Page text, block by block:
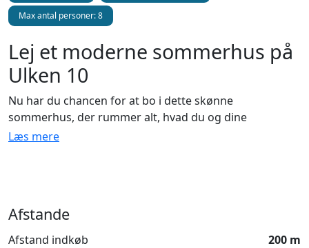
Max antal personer: 8
Lej et moderne sommerhus på
Ulken 10
Nu har du chancen for at bo i dette skønne
sommerhus, der rummer alt, hvad du og dine
nærmeste kunne ønske jer. Huset har plads til 8 voksne
men stadig tæt på byens liv – kun 500 meter fra
centrum. Trækker stranden mere, er der under en
Læs mere
Afstande
Afstand indkøb
200 m